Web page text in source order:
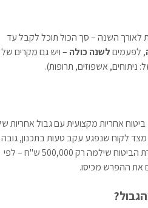
לאורך השנה – סך הכול תוכל לקבל עד
לפעמיםלשנה כולה– ויש גם מקרים של
אשפוזים, תרופות).
אחריות מקצועית עם גבול אחריות של
מצד לקוח שנפגע עקב טעות בתכנון, גובה
הנזק הוערך ב־620,000 ש"ח. חברת הביטוח שילמה רק 500,000 ש"ח – לפי
את ההפרש מכיסו.